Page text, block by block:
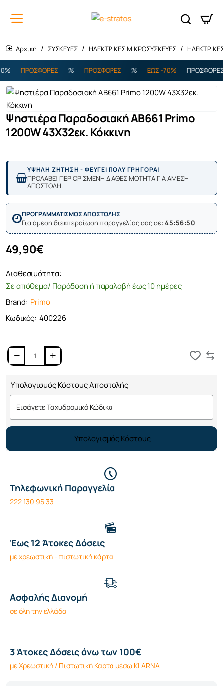
ΣΥΣΚΕΥΕΣ ΗΛΕΚΤΡΙΚΕΣ ΜΙΚΡΟΣΥΣΚΕΥΕΣ
ΠΡΟΣΦΟΡΕΣ ΠΡΟΣΦΟΡΕΣ ΕΩΣ -70% ΠΡΟΣΦΟΡΕΣ
Ψηστιέρα Παραδοσιακή ΑΒ661 Primo
1200W 43X32εκ. Κόκκινη
ΥΨΗΛΗ ΖΗΤΗΣΗ - ΦΕΥΓΕΙ ΠΟΛΥ ΓΡΗΓΟΡΑ!
ΠΡΟΛΑΒΕ! ΠΕΡΙΟΡΙΣΜΕΝΗ ΔΙΑΘΕΣΙΜΟΤΗΤΑ ΓΙΑ ΑΜΕΣΗ
ΑΠΟΣΤΟΛΗ.
ΠΡΟΓΡΑΜΜΑΤΙΣΜΟΣ ΑΠΟΣΤΟΛΗΣ
Για άμεση διεκπεραίωση παραγγελίας σας σε: 45:56:50
Διαθεσιμότητα:
Σε απόθεμα/ Παράδοση ή παραλαβή έως 10 ημέρες
Brand: Primo
Κωδικός: 400226
49,90€
Υπολογισμός Κόστους Αποστολής
Υπολογισμός Κόστους
Τηλεφωνική Παραγγελία
222 130 95 33
Έως 12 Άτοκες Δόσεις
με χρεωστική - πιστωτική κάρτα
Ασφαλής Διανομή
σε όλη την ελλάδα
3 Άτοκες Δόσεις άνω των 100€
με Χρεωστική / Πιστωτική Κάρτα μέσω KLARNA